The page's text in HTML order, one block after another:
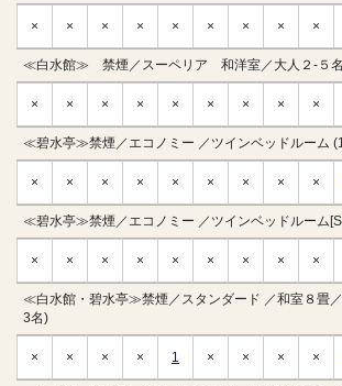
× × × × × × × × ×
≪白水館≫ 禁煙／スーペリア 和洋室／大人２-５名
× × × × × × × × ×
≪碧水亭≫禁煙／エコノミー ／ツインベッドルーム
× × × × × × × × ×
≪碧水亭≫禁煙／エコノミー ／ツインベッドルーム
× × × × × × × × ×
≪白水館・碧水亭≫禁煙／スタンダード ／和室８畳
3名)
× × × × 1 × × × ×